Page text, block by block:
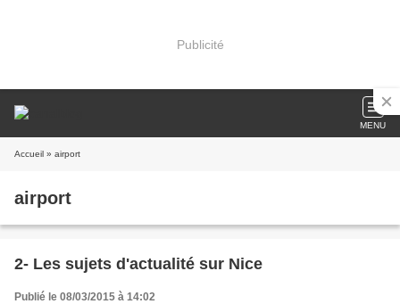
Publicité
MENU
Accueil » airport
airport
2- Les sujets d'actualité sur Nice
Publié le 08/03/2015 à 14:02